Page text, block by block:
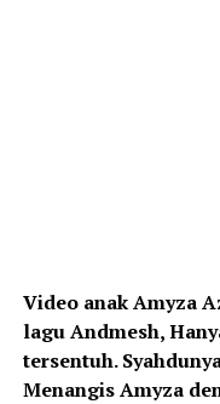
Video anak Amyza
lagu Andmesh,
tersentuh.
Menangis Amyza